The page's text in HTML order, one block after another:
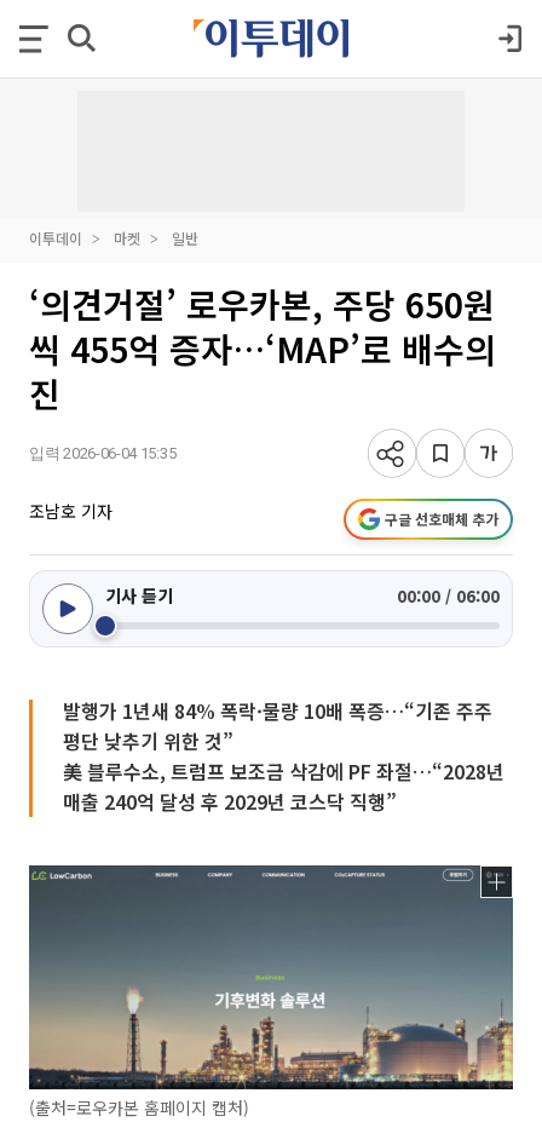
이투데이 마켓 일반
‘의견거절’ 로우카본, 주당 650원
씩 455억 증자…‘MAP’로 배수의
진
입력 2026-06-04 15:35
조남호 기자 구글 선호매체 추가
기사 듣기 00:00 / 06:00
발행가 1년새 84% 폭락·물량 10배 폭증…“기존 주주
평단 낮추기 위한 것”
美 블루수소, 트럼프 보조금 삭감에 PF 좌절…“2028년
매출 240억 달성 후 2029년 코스닥 직행”
(출처=로우카본 홈페이지 캡처)